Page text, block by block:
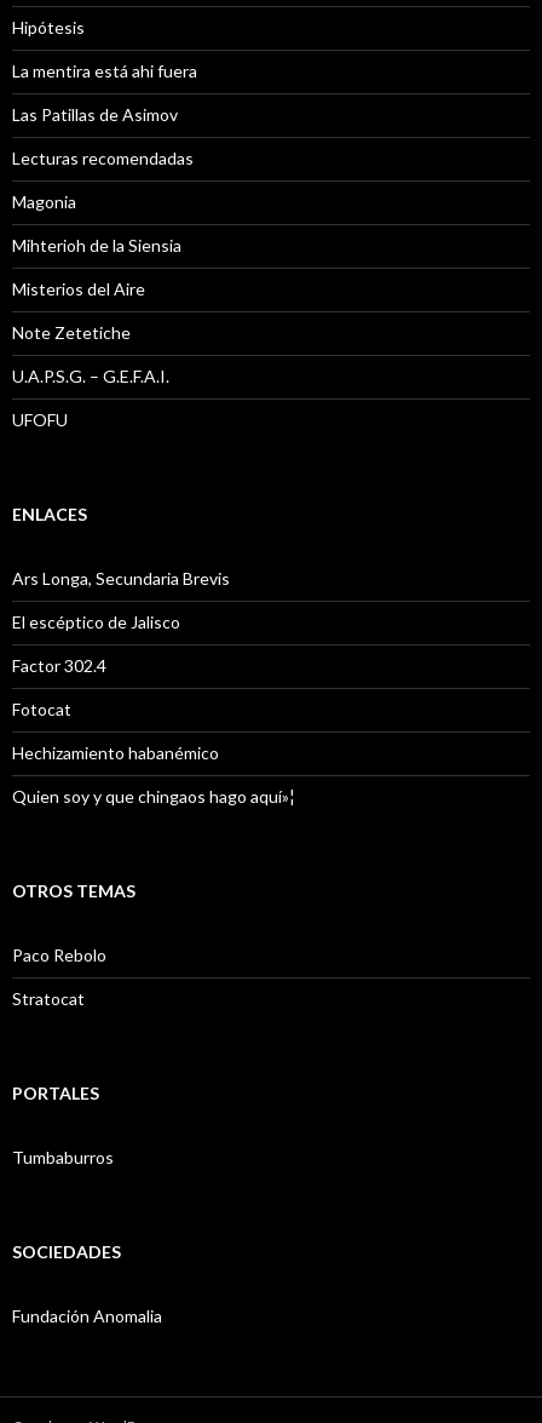
Hipótesis
La mentira está ahi fuera
Las Patillas de Asimov
Lecturas recomendadas
Magonia
Mihterioh de la Siensia
Misterios del Aire
Note Zetetiche
U.A.P.S.G. – G.E.F.A.I.
UFOFU
ENLACES
Ars Longa, Secundaria Brevis
El escéptico de Jalisco
Factor 302.4
Fotocat
Hechizamiento habanémico
Quien soy y que chingaos hago aquí»¦
OTROS TEMAS
Paco Rebolo
Stratocat
PORTALES
Tumbaburros
SOCIEDADES
Fundación Anomalia